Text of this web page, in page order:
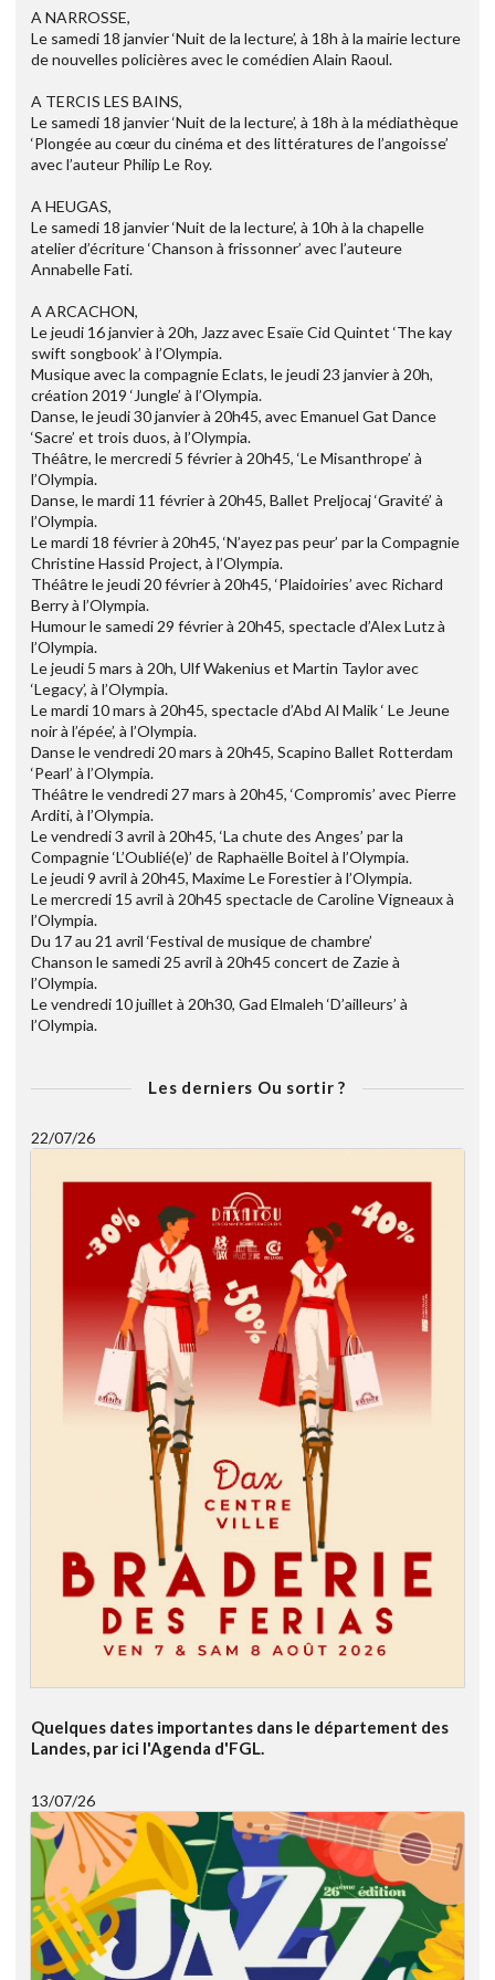
A NARROSSE,
Le samedi 18 janvier ‘Nuit de la lecture’, à 18h à la mairie lecture
de nouvelles policières avec le comédien Alain Raoul.
A TERCIS LES BAINS,
Le samedi 18 janvier ‘Nuit de la lecture’, à 18h à la médiathèque
‘Plongée au cœur du cinéma et des littératures de l’angoisse’
avec l’auteur Philip Le Roy.
A HEUGAS,
Le samedi 18 janvier ‘Nuit de la lecture’, à 10h à la chapelle
atelier d’écriture ‘Chanson à frissonner’ avec l’auteure
Annabelle Fati.
A ARCACHON,
Le jeudi 16 janvier à 20h, Jazz avec Esaïe Cid Quintet ‘The kay
swift songbook’ à l’Olympia.
Musique avec la compagnie Eclats, le jeudi 23 janvier à 20h,
création 2019 ‘Jungle’ à l’Olympia.
Danse, le jeudi 30 janvier à 20h45, avec Emanuel Gat Dance
‘Sacre’ et trois duos, à l’Olympia.
Théâtre, le mercredi 5 février à 20h45, ‘Le Misanthrope’ à
l’Olympia.
Danse, le mardi 11 février à 20h45, Ballet Preljocaj ‘Gravité’ à
l’Olympia.
Le mardi 18 février à 20h45, ‘N’ayez pas peur’ par la Compagnie
Christine Hassid Project, à l’Olympia.
Théâtre le jeudi 20 février à 20h45, ‘Plaidoiries’ avec Richard
Berry à l’Olympia.
Humour le samedi 29 février à 20h45, spectacle d’Alex Lutz à
l’Olympia.
Le jeudi 5 mars à 20h, Ulf Wakenius et Martin Taylor avec
‘Legacy’, à l’Olympia.
Le mardi 10 mars à 20h45, spectacle d’Abd Al Malik ‘ Le Jeune
noir à l’épée’, à l’Olympia.
Danse le vendredi 20 mars à 20h45, Scapino Ballet Rotterdam
‘Pearl’ à l’Olympia.
Théâtre le vendredi 27 mars à 20h45, ‘Compromis’ avec Pierre
Arditi, à l’Olympia.
Le vendredi 3 avril à 20h45, ‘La chute des Anges’ par la
Compagnie ‘L’Oublié(e)’ de Raphaëlle Boitel à l’Olympia.
Le jeudi 9 avril à 20h45, Maxime Le Forestier à l’Olympia.
Le mercredi 15 avril à 20h45 spectacle de Caroline Vigneaux à
l’Olympia.
Du 17 au 21 avril ‘Festival de musique de chambre’
Chanson le samedi 25 avril à 20h45 concert de Zazie à
l’Olympia.
Le vendredi 10 juillet à 20h30, Gad Elmaleh ‘D’ailleurs’ à
l’Olympia.
Les derniers Ou sortir ?
22/07/26
Quelques dates importantes dans le département des
Landes, par ici l'Agenda d'FGL.
13/07/26